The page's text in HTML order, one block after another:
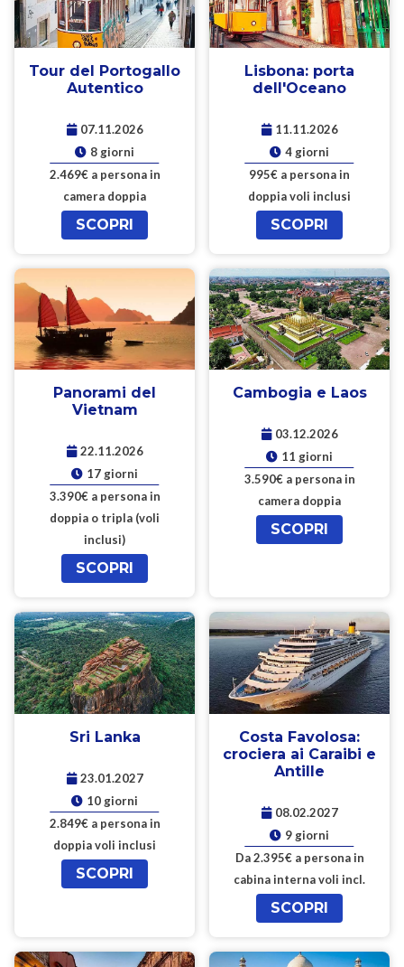
Tour del Portogallo
Autentico
07.11.2026
8 giorni
2.469€ a persona in
camera doppia
SCOPRI
Lisbona: porta
dell'Oceano
11.11.2026
4 giorni
995€ a persona in
doppia voli inclusi
SCOPRI
Panorami del
Vietnam
22.11.2026
17 giorni
3.390€ a persona in
doppia o tripla (voli
inclusi)
SCOPRI
Cambogia e Laos
03.12.2026
11 giorni
3.590€ a persona in
camera doppia
SCOPRI
Sri Lanka
23.01.2027
10 giorni
2.849€ a persona in
doppia voli inclusi
SCOPRI
Costa Favolosa:
crociera ai Caraibi e
Antille
08.02.2027
9 giorni
Da 2.395€ a persona in
cabina interna voli incl.
SCOPRI